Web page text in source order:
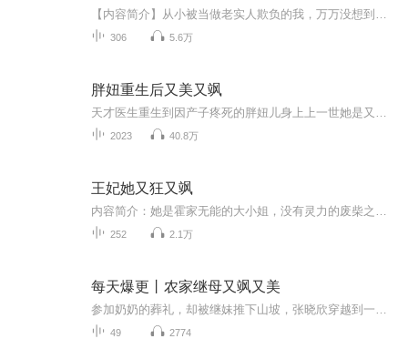
306 5.6万
胖妞重生后又美又飒
2023 40.8万
王妃她又狂又飒
252 2.1万
每天爆更丨农家继母又飒又美
49 2774